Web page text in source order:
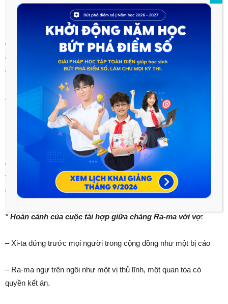
Câu 2 (trang 32, SGK Ngữ Văn 10 Cánh
Diều, tập một)
Đề bài:
Nhân vật các vị anh hùng được xây dựng trong sử thi
được miêu tả là đại diện cho cả cộng đồng và danh dự cộng
đồng. Do đó, họ thường đặt tính cộng đồng lên trên danh dự cá
nhân. Điều này đã được thể hiện như thế nào trong đoạn trích
Ra-ma buộc tội
?
Lời giải chi tiết:
Nhân vật người anh hùng xuất hiện trong các tác phẩm sử thi
được miêu tả là đại diện cho cộng đồng, danh dự cộng đồng và
thường được đặt trên danh dự cá nhân đã được thể hiện trong
đoạn trích Ra-ma buộc tội là:
* Hoàn cảnh của cuộc tái hợp giữa chàng Ra-ma với vợ:
– Xi-ta đứng trước mọi người trong cộng đồng như một bị cáo
– Ra-ma ngự trên ngôi như một vị thủ lĩnh, một quan tòa có
quyền kết án.